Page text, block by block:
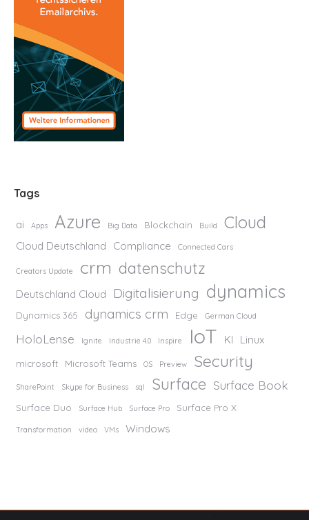
Tags
ai Apps Azure Big Data Blockchain Build Cloud
Cloud Deutschland Compliance Connected Cars
Creators Update crm datenschutz
Deutschland Cloud Digitalisierung dynamics
Dynamics 365 dynamics crm Edge German Cloud
HoloLense Ignite Industrie 4.0 Inspire IoT KI Linux
microsoft Microsoft Teams OS Preview Security
SharePoint Skype for Business sql Surface Surface Book
Surface Duo Surface Hub Surface Pro Surface Pro X
Transformation video VMs Windows